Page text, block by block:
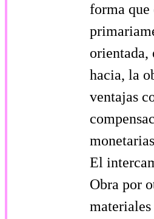
forma que
orientada,
hacia, la
ventajas
El
Obra por